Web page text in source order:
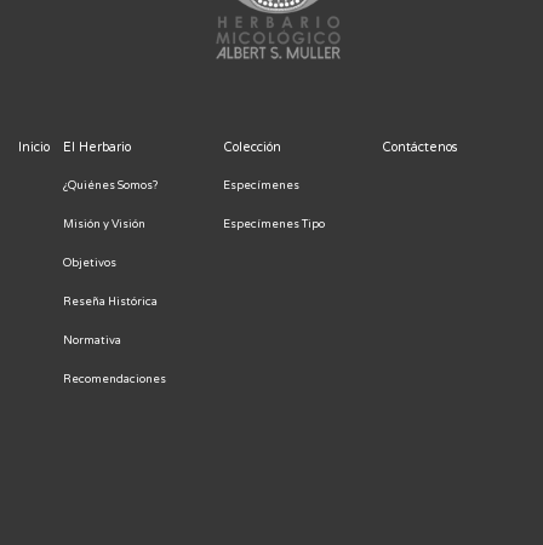
Inicio El Herbario
¿Quiénes Somos?
Misión y Visión
Objetivos
Reseña Histórica
Normativa
Recomendaciones
Colección
Especímenes
Especímenes Tipo
Contáctenos